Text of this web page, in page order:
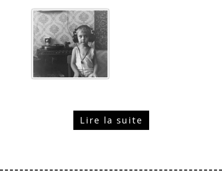
Lire la suite